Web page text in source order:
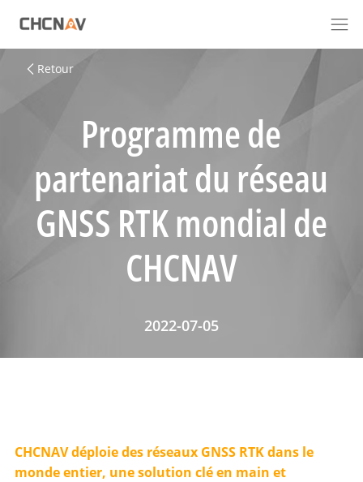
Retour
Programme de
partenariat du réseau
GNSS RTK mondial de
CHCNAV
2022-07-05
CHCNAV déploie des réseaux GNSS RTK dans le
monde entier, une solution clé en main et